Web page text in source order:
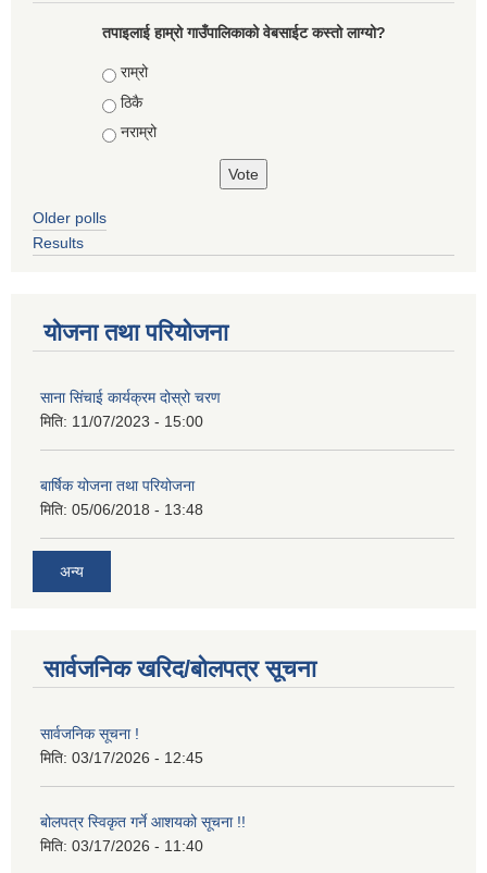
तपाइलाई हाम्रो गाउँपालिकाको वेबसाईट कस्तो लाग्यो?
Choices
राम्रो
ठिकै
नराम्रो
Older polls
Results
योजना तथा परियोजना
साना सिंचाई कार्यक्रम दोस्रो चरण
मिति: 11/07/2023 - 15:00
बार्षिक योजना तथा परियोजना
मिति: 05/06/2018 - 13:48
अन्य
सार्वजनिक खरिद/बोलपत्र सूचना
सार्वजनिक सूचना !
मिति: 03/17/2026 - 12:45
बोलपत्र स्विकृत गर्ने आशयको सूचना !!
मिति: 03/17/2026 - 11:40